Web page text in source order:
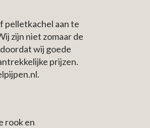
pelletkachel aan te
zijn niet zomaar de
wij goede
prijzen.
rook en